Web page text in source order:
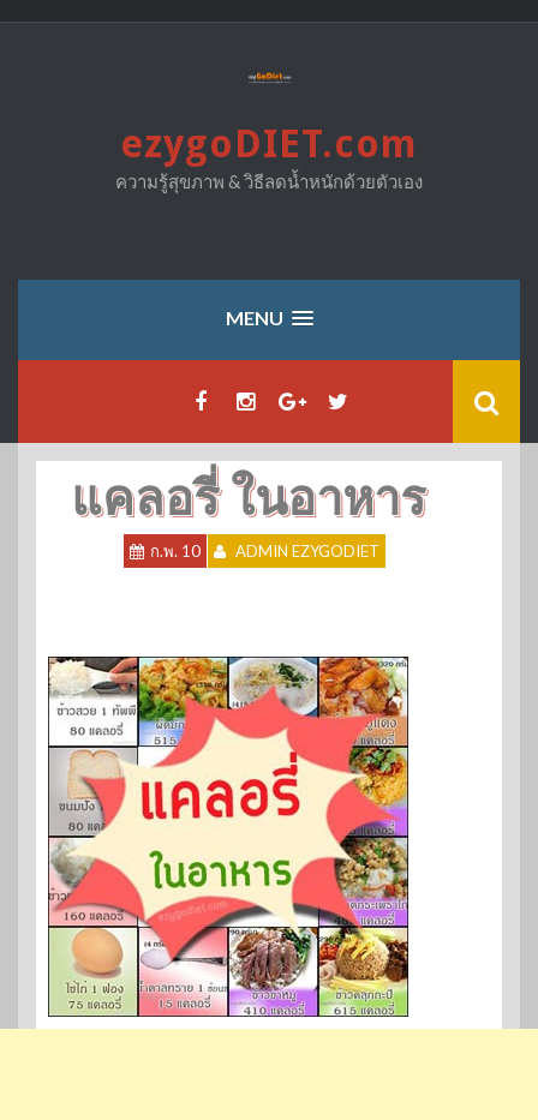
ezygoDIET.com
ความรู้สุขภาพ & วิธีลดน้ำหนักด้วยตัวเอง
MENU
แคลอรี่ ในอาหาร
ก.พ. 10 ADMIN EZYGODIET